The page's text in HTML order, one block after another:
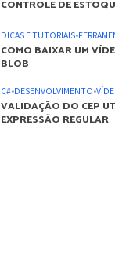
CONTROLE DE
DICAS E TUTORIAIS•
COMO BAIXAR UM
BLOB
C#•DESENVOLVIMENTO•
VALIDAÇÃO DO CEP
EXPRESSÃO REGULAR